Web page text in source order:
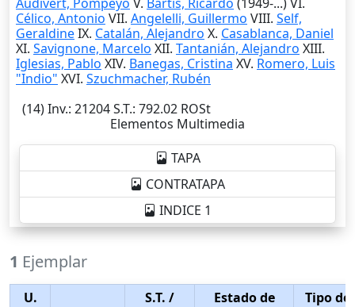
Audivert, Pompeyo V. Bartis, Ricardo (1949-...) VI.
Célico, Antonio VII. Angelelli, Guillermo VIII. Self,
GeraldineIX. Catalán, Alejandro X. Casablanca, Daniel
XI. Savignone, Marcelo XII. Tantanián, Alejandro XIII.
Iglesias, Pablo XIV. Banegas, Cristina XV. Romero, Luis
"Indio" XVI. Szuchmacher, Rubén
(14)Inv.: 21204S.T.: 792.02 ROSt
Elementos Multimedia
TAPA
CONTRATAPA
INDICE 1
1 Ejemplar
U. S.T. / Estado de Tipo de